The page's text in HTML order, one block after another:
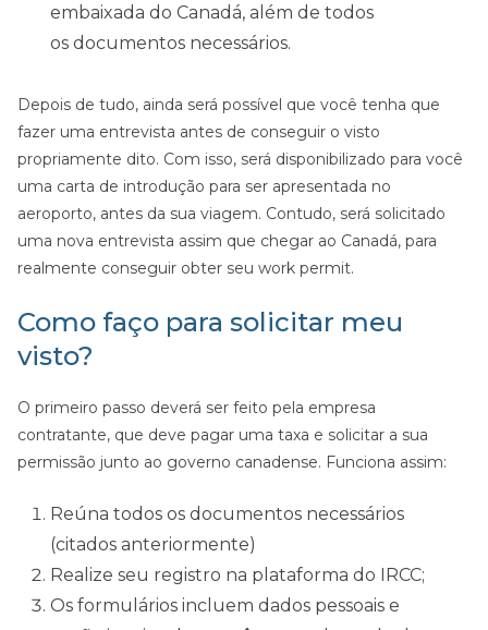
embaixada do Canadá, além de todos
os documentos necessários.
Depois de tudo, ainda será possível que você tenha que
fazer uma entrevista antes de conseguir o visto
propriamente dito. Com isso, será disponibilizado para você
uma carta de introdução para ser apresentada no
aeroporto, antes da sua viagem. Contudo, será solicitado
uma nova entrevista assim que chegar ao Canadá, para
realmente conseguir obter seu work permit.
Como faço para solicitar meu
visto?
O primeiro passo deverá ser feito pela empresa
contratante, que deve pagar uma taxa e solicitar a sua
permissão junto ao governo canadense. Funciona assim:
Reúna todos os documentos necessários
(citados anteriormente)
Realize seu registro na plataforma do IRCC;
Os formulários incluem dados pessoais e